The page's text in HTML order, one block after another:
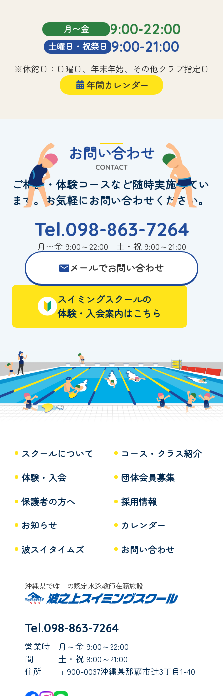
月〜金 9:00-22:00
土曜日・祝祭日 9:00-21:00
※休館日：日曜日、年末年始、その他クラブ指定日
年間カレンダー
お問い合わせ
CONTACT
ご相談・体験コースなど随時実施してい
ます。お気軽にお問い合わせください。
Tel.098-863-7264
月〜金 9:00～22:00｜土・祝 9:00～21:00
メールでお問い合わせ
スイミングスクールの
体験・入会案内はこちら
スクールについて
コース・クラス紹介
体験・入会
団体会員募集
保護者の方へ
採用情報
お知らせ
カレンダー
波スイタイムズ
お問い合わせ
沖縄県で唯一の認定水泳教師在籍施設
Tel.098-863-7264
営業時
間
月～金 9:00～22:00
土・祝 9:00～21:00
住所
〒900-0037沖縄県那覇市辻3丁目1-40